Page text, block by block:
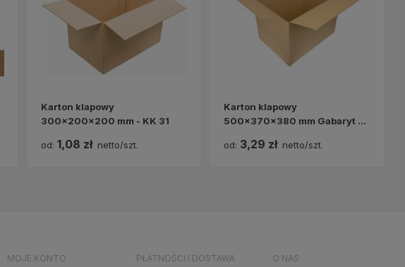
Karton klapowy
300x200x200 mm - KK 31
od: 1,08 zł netto/szt.
Karton klapowy
500x370x380 mm Gabaryt C
od: 3,29 zł netto/szt.
MOJE KONTO PŁATNOŚCI I DOSTAWA O NAS